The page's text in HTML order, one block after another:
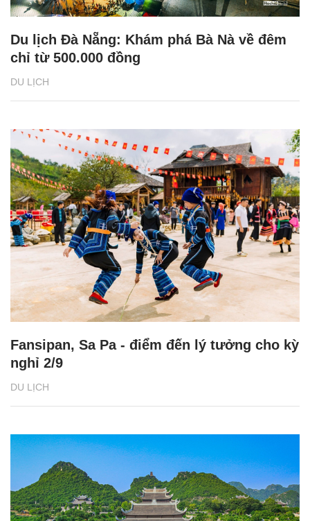
DU LỊCH
Du lịch Đà Nẵng: Khám phá Bà Nà về đêm
chỉ từ 500.000 đồng
DU LỊCH
Fansipan, Sa Pa - điểm đến lý tưởng cho kỳ
nghỉ 2/9